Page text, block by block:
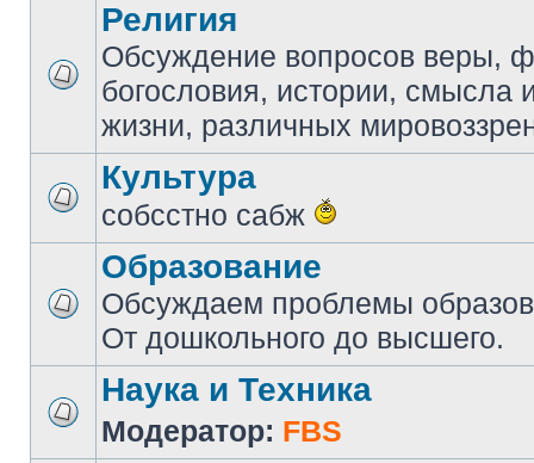
Религия
Обсуждение вопросов веры,
богословия, истории, смысла
жизни, различных
Культура
собсстно сабж
Образование
Обсуждаем проблемы
От дошкольного до высшего.
Наука и Техника
Модератор: FBS